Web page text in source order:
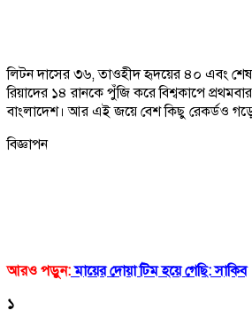
লিটন দাসের ৩৬, তাওহীদ হৃদয়ের ৪০ এবং
রিয়াদের ১৪ রানকে পুঁজি করে বিশ্বকাপে
বাংলাদেশ। আর এই জয়ে বেশ কিছু রেকর্ডও
বিজ্ঞাপন
আরও পড়ুন:মায়ের দোয়া টিম হয়ে গেছি: সাকিব
১